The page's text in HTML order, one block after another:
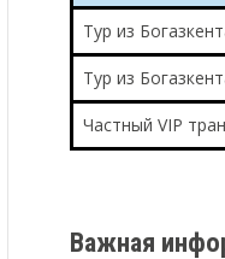
Тур из
Тур из
Частный VIP
Важная